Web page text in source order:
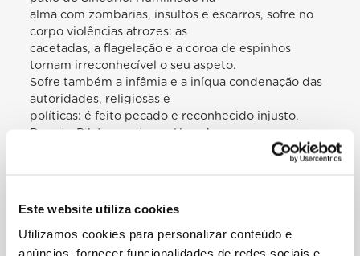
Este website utiliza cookies
Utilizamos cookies para personalizar conteúdo e
anúncios, fornecer funcionalidades de redes sociais e
alma com zombarias, insultos e escarros, sofre no
corpo violências atrozes: as
cacetadas, a flagelação e a coroa de espinhos
tornam irreconhecível o seu aspeto.
Sofre também a infâmia e a iníqua condenação das
autoridades, religiosas e
políticas: é feito pecado e reconhecido injusto.
Depois, Pilatos envia-o a Herodes, e
este devolve-O ao governador romano: enquanto
a responsabilidade do seu destino. E penso em
tantas pessoas, tantos
marginalizados, tantos deslocados, tantos